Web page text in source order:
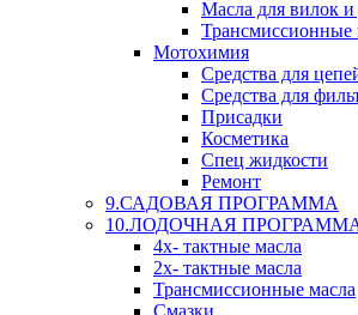
Масла для вилок
Трансмиссионные
Мотохимия
Средства для
Средства для
Присадки
Косметика
Спец жидкости
Ремонт
9.САДОВАЯ ПРОГРАММА
10.ЛОДОЧНАЯ
4х- тактные масла
2х- тактные масла
Трансмиссионные масла
Смазки